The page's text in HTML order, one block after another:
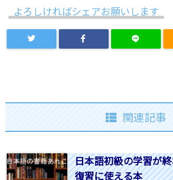
よろしければシェアお願いします
関連記事
日本語初級の学習が
復習に使える本